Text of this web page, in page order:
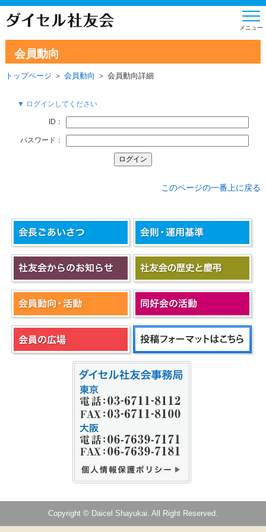
会員動向
トップページ ＞ 会員動向 ＞ 会員動向詳細
▼ ログインしてください
ID：
パスワード：
このページの一番上に戻る
Copyright © Daicel Shayukai. All Right Reserved.